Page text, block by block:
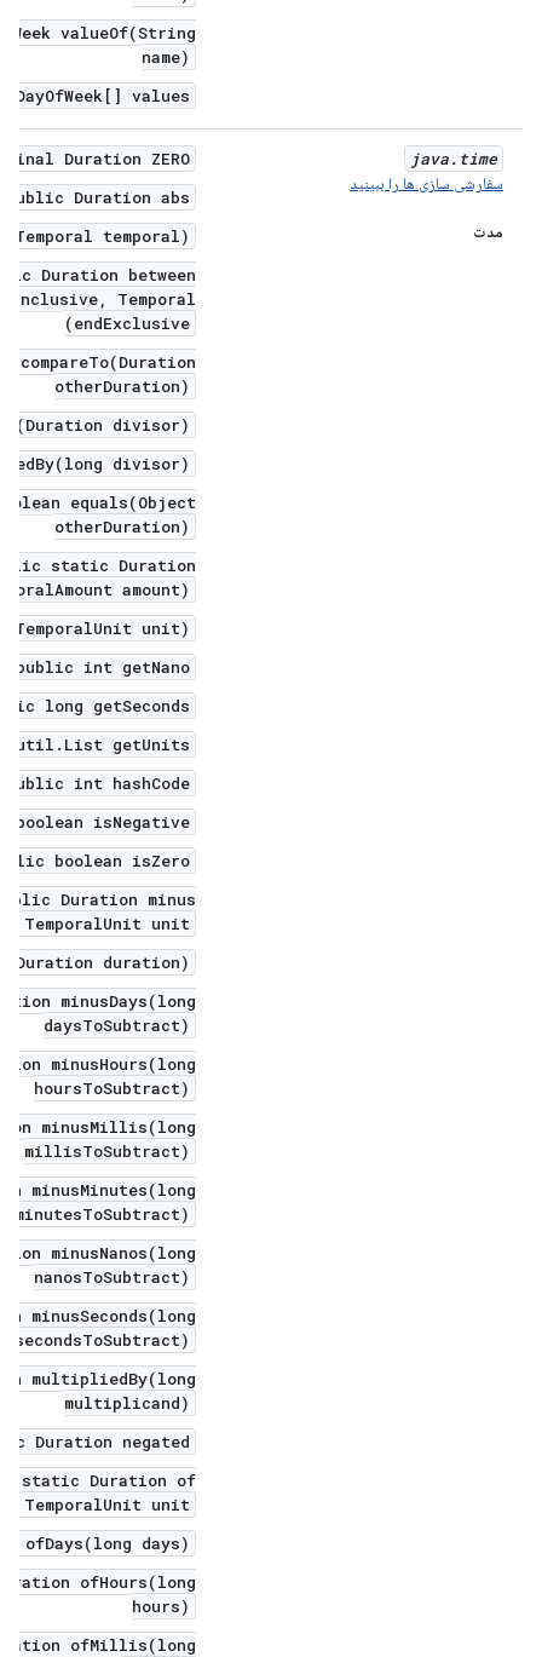
valueOf(String
name)
values()
java. time
سفارشی سازی ها را ببینید
مدت
Duration ZERO
public Duration abs()
temporal)
Duration between(
Temporal
endExclusive)
otherDuration)
divisor)
divisor)
equals(Object
otherDuration)
static Duration
amount)
unit)
public int getNano()
long getSeconds()
getUnits()
public int hashCode()
boolean isNegative()
boolean isZero()
Duration minus(
TemporalUnit unit)
duration)
minusDays(long
daysToSubtract)
minusHours(long
hoursToSubtract)
minusMillis(long
millisToSubtract)
minusMinutes(long
minutesToSubtract)
minusNanos(long
nanosToSubtract)
minusSeconds(long
secondsToSubtract)
multipliedBy(long
multiplicand)
Duration negated()
static Duration of(
TemporalUnit unit)
ofDays(long days)
ofHours(long
hours)
ofMillis(long